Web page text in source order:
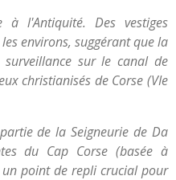
à l'Antiquité. Des vestiges
environs, suggérant que la
sur le canal de
christianisés de Corse (VIe
de la Seigneurie de Da
du Cap Corse (basée à
point de repli crucial pour